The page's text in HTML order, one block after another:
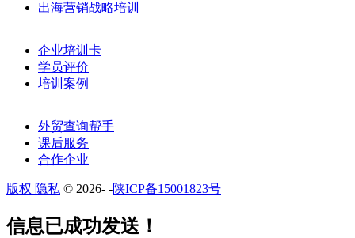
出海营销战略培训
企业培训卡
学员评价
培训案例
外贸查询帮手
课后服务
合作企业
版权 隐私 © 2026- -陕ICP备15001823号
​​信息已成功发送！